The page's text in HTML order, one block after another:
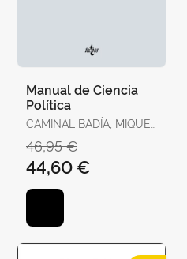
Manual de Ciencia
Política
CAMINAL BADÍA, MIQUEL
AGUILERA DE PRAT,
CESÁREO / AHEDO,
IGOR / ÁLVAREZ,
GEMMA / ANTÓN, JOAN
BREITENSTEIN, SO
46,95 €
44,60 €